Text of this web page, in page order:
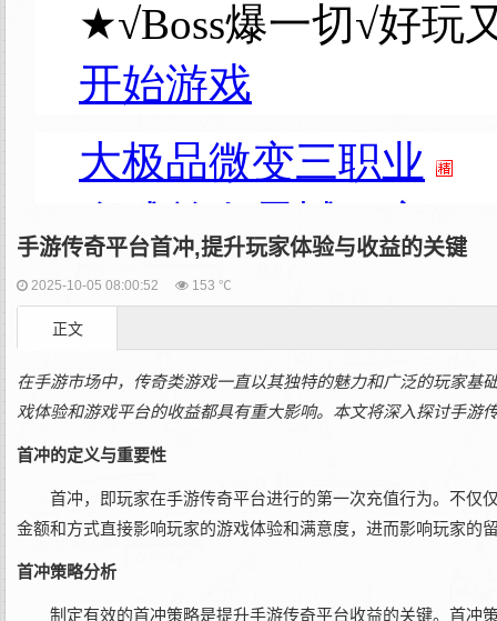
手游传奇平台首冲,提升玩家体验与收益的关键
2025-10-05 08:00:52 153 ℃
正文
在手游市场中，传奇类游戏一直以其独特的魅力和广泛的玩家
戏体验和游戏平台的收益都具有重大影响。本文将深入探讨手
首冲的定义与重要性
首冲，即玩家在手游传奇平台进行的第一次充值行为。不仅
金额和方式直接影响玩家的游戏体验和满意度，进而影响玩家的
首冲策略分析
制定有效的首冲策略是提升手游传奇平台收益的关键。首冲